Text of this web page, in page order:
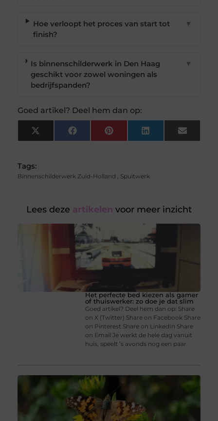
Hoe verloopt het proces van start tot
finish?
▼
Is binnenschilderwerk in Den Haag
geschikt voor zowel woningen als
bedrijfspanden?
▼
Goed artikel? Deel hem dan op:
X
(Twitter)
FacebookPinterest LinkedIn Email
Tags:
Binnenschilderwerk Zuid-Holland , Spuitwerk
Lees deze artikelen voor meer inzicht
Het perfecte bed kiezen als gamer
of thuiswerker: zo doe je dat slim
Goed artikel? Deel hem dan op: Share
on X (Twitter) Share on Facebook Share
on Pinterest Share on LinkedIn Share
on Email Je werkt de hele dag vanuit
huis, speelt ’s avonds nog een paar